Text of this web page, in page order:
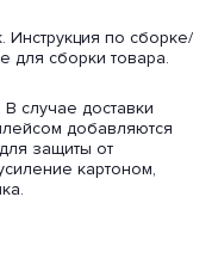
Инструкция по сборке/
для сборки товара.
случае доставки
добавляются
защиты от
картоном,